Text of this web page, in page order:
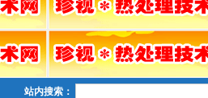
站内搜索：